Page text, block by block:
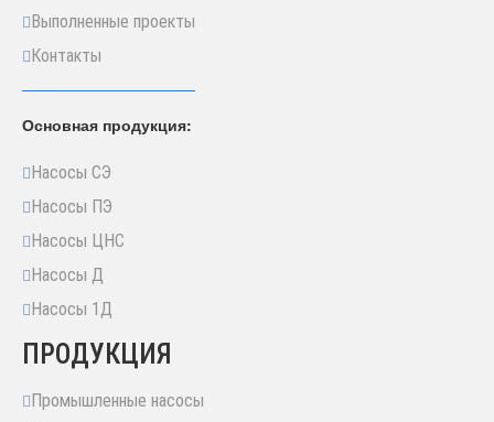
Выполненные проекты
Контакты
Основная продукция:
Насосы СЭ
Насосы ПЭ
Насосы ЦНС
Насосы Д
Насосы 1Д
ПРОДУКЦИЯ
Промышленные насосы